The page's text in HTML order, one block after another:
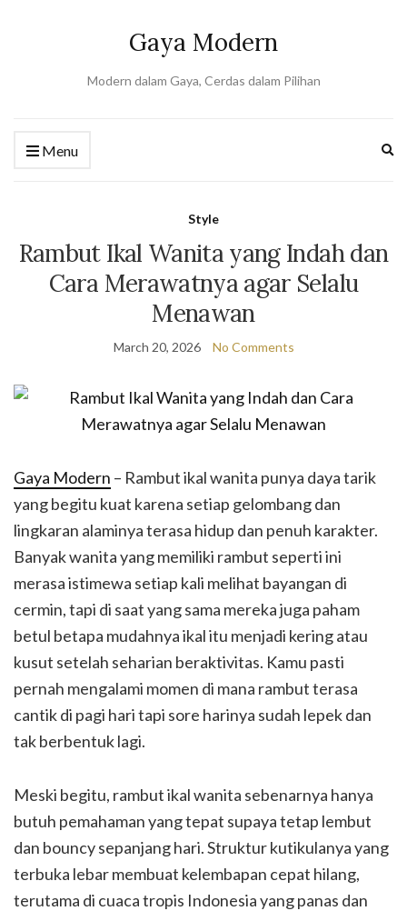
Gaya Modern
Modern dalam Gaya, Cerdas dalam Pilihan
Menu
Style
Rambut Ikal Wanita yang Indah dan
Cara Merawatnya agar Selalu
Menawan
March 20, 2026 No Comments
Gaya Modern – Rambut ikal wanita punya daya tarik
yang begitu kuat karena setiap gelombang dan
lingkaran alaminya terasa hidup dan penuh karakter.
Banyak wanita yang memiliki rambut seperti ini
merasa istimewa setiap kali melihat bayangan di
cermin, tapi di saat yang sama mereka juga paham
betul betapa mudahnya ikal itu menjadi kering atau
kusut setelah seharian beraktivitas. Kamu pasti
pernah mengalami momen di mana rambut terasa
cantik di pagi hari tapi sore harinya sudah lepek dan
tak berbentuk lagi.
Meski begitu, rambut ikal wanita sebenarnya hanya
butuh pemahaman yang tepat supaya tetap lembut
dan bouncy sepanjang hari. Struktur kutikulanya yang
terbuka lebar membuat kelembapan cepat hilang,
terutama di cuaca tropis Indonesia yang panas dan